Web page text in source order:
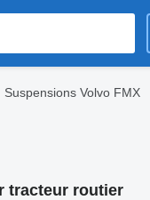
Suspensions Volvo FMX
tracteur routier